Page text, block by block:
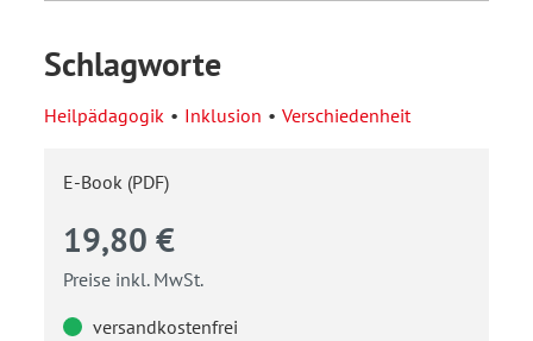
Schlagworte
Heilpädagogik Inklusion Verschiedenheit
E-Book (PDF)
19,80 €
Preise inkl. MwSt.
versandkostenfrei